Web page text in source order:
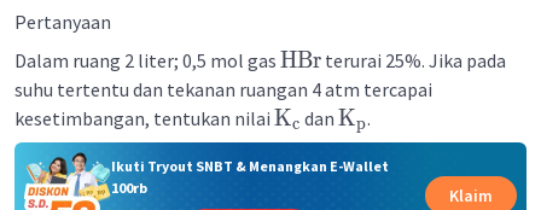
Pertanyaan
Dalam ruang 2 liter; 0,5 mol gas HBr terurai 25%. Jika pada
suhu tertentu dan tekanan ruangan 4 atm tercapai
kesetimbangan, tentukan nilai Kc dan Kp.
Ikuti Tryout SNBT & Menangkan E-Wallet
100rb
Klaim